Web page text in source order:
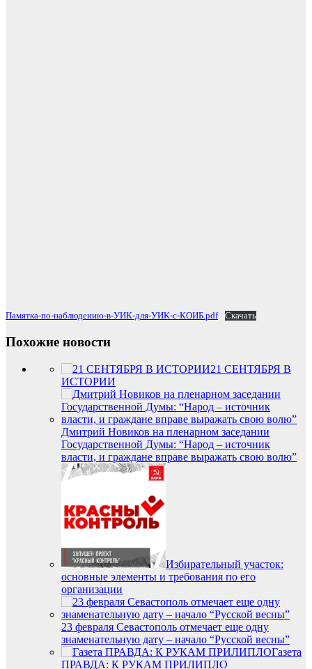
Памятка-по-наблюдению-в-УИК-для-УИК-с-КОИБ.pdf Скачать
Похожие новости
21 СЕНТЯБРЯ В
ИСТОРИИ
Дмитрий Новиков на пленарном заседании
Государственной Думы: “Народ – источник
власти, и граждане вправе выражать свою волю”
Избирательный участок:
основные элементы и требования по его
организации
23 февраля Севастополь отмечает еще одну
знаменательную дату – начало “Русской весны”
Газета
ПРАВДА: К РУКАМ ПРИЛИПЛО